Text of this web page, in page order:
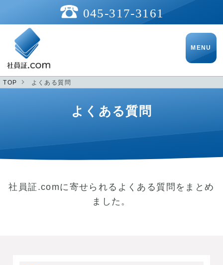
045-317-3161
TOP よくある質問
よくある質問
社員証.comに寄せられるよくある質問をまとめ
ました。